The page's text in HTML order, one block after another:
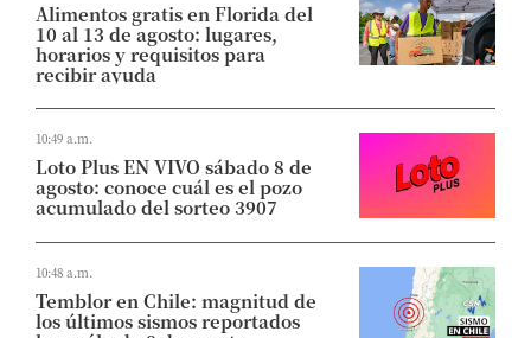
Alimentos gratis en Florida del
10 al 13 de agosto: lugares,
horarios y requisitos para
recibir ayuda
10:49 a.m.
Loto Plus EN VIVO sábado 8 de
agosto: conoce cuál es el pozo
acumulado del sorteo 3907
10:48 a.m.
Temblor en Chile: magnitud de
los últimos sismos reportados